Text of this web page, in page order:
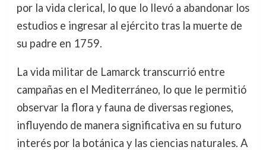
por la vida clerical, lo que lo llevó a abandonar los
estudios e ingresar al ejército tras la muerte de
su padre en 1759.
La vida militar de Lamarck transcurrió entre
campañas en el Mediterráneo, lo que le permitió
observar la flora y fauna de diversas regiones,
influyendo de manera significativa en su futuro
interés por la botánica y las ciencias naturales. A